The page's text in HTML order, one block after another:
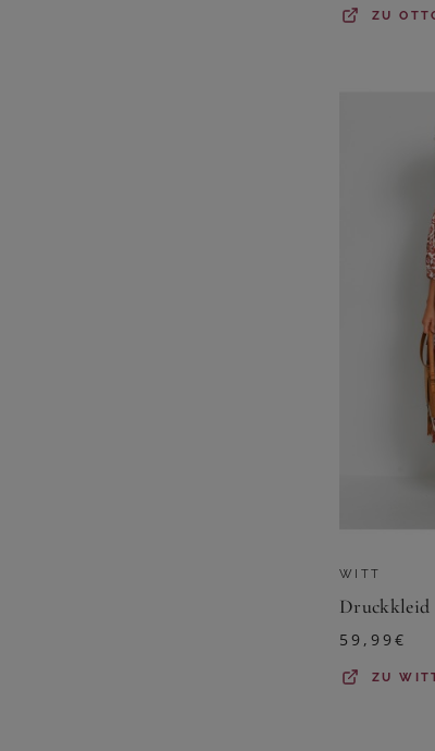
ZU
WITT
Druckkleid
59,99€
ZU